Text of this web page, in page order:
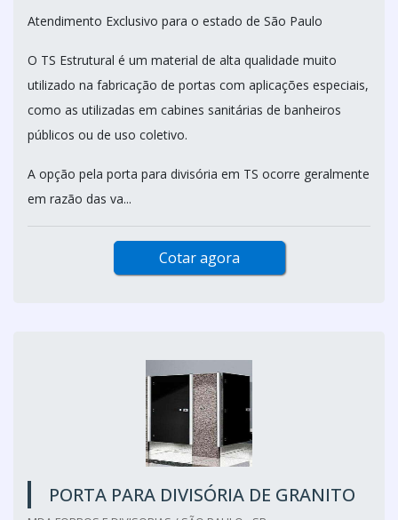
Atendimento Exclusivo para o estado de São Paulo
O TS Estrutural é um material de alta qualidade muito
utilizado na fabricação de portas com aplicações especiais,
como as utilizadas em cabines sanitárias de banheiros
públicos ou de uso coletivo.
A opção pela porta para divisória em TS ocorre geralmente
em razão das va...
Cotar agora
PORTA PARA DIVISÓRIA DE GRANITO